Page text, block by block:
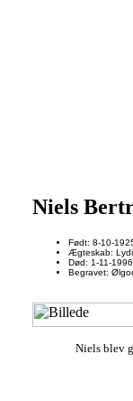
Niels
Født: 8-10-
Ægteskab:
Død: 1-11-
Begravet:
Niels blev